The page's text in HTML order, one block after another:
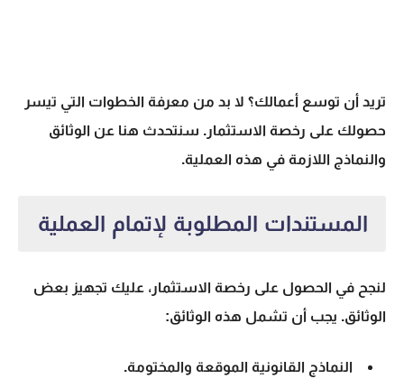
تريد أن توسع أعمالك؟ لا بد من معرفة الخطوات التي تيسر
حصولك على رخصة الاستثمار. سنتحدث هنا عن الوثائق
والنماذج اللازمة في هذه العملية.
المستندات المطلوبة لإتمام العملية
لنجح في الحصول على رخصة الاستثمار، عليك تجهيز بعض
الوثائق. يجب أن تشمل هذه الوثائق:
النماذج القانونية الموقعة والمختومة.